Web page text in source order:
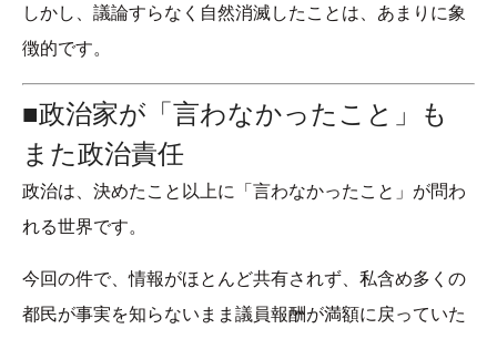
しかし、議論すらなく自然消滅したことは、あまりに象
徴的です。
■政治家が「言わなかったこと」も
また政治責任
政治は、決めたこと以上に「言わなかったこと」が問わ
れる世界です。
今回の件で、情報がほとんど共有されず、私含め多くの
都民が事実を知らないまま議員報酬が満額に戻っていた